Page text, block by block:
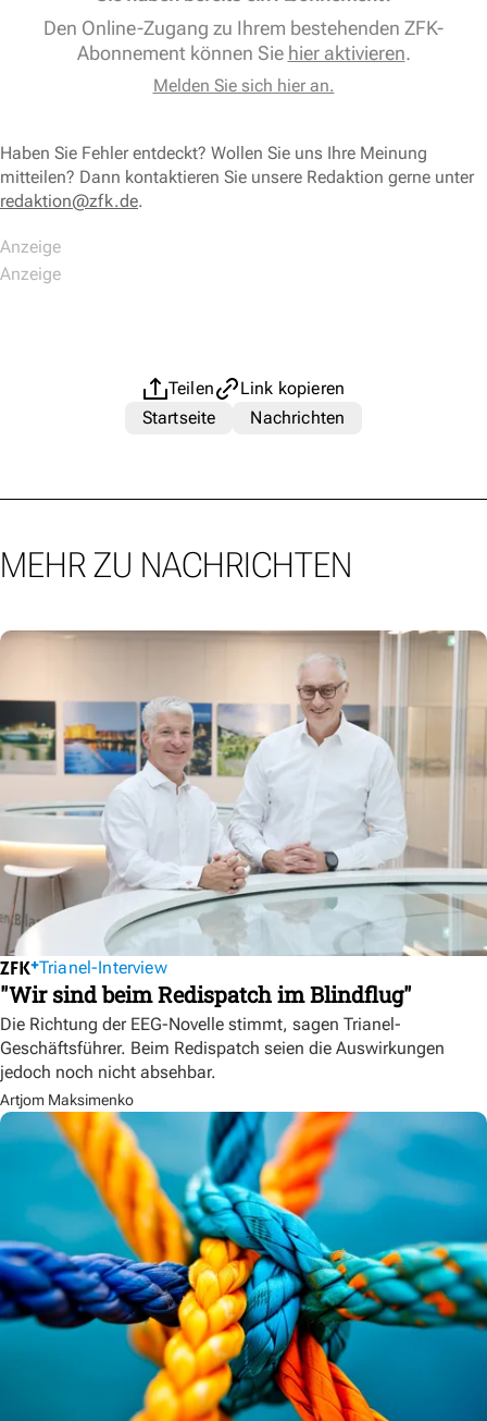
Den Online-Zugang zu Ihrem bestehenden ZFK-
Abonnement können Sie hier aktivieren.
Melden Sie sich hier an.
Haben Sie Fehler entdeckt? Wollen Sie uns Ihre Meinung
mitteilen? Dann kontaktieren Sie unsere Redaktion gerne unter
redaktion@zfk.de.
Teilen
Link kopieren
Startseite
Nachrichten
MEHR ZU NACHRICHTEN
Trianel-Interview
"Wir sind beim Redispatch im Blindflug"
Die Richtung der EEG-Novelle stimmt, sagen Trianel-
Geschäftsführer. Beim Redispatch seien die Auswirkungen
jedoch noch nicht absehbar.
Artjom Maksimenko